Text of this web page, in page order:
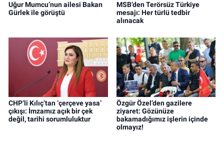
Uğur Mumcu’nun ailesi Bakan
Gürlek ile görüştü
MSB’den Terörsüz Türkiye
mesajı: Her türlü tedbir
alınacak
CHP’li Kılıç’tan ‘çerçeve yasa’
çıkışı: İmzamız açık bir çek
değil, tarihi sorumluluktur
Özgür Özel’den gazilere
ziyaret: Gözünüze
bakamadığımız işlerin içinde
olmayız!